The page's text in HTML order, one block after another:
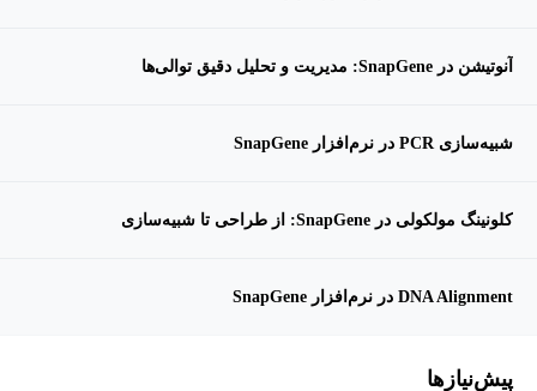
آنوتیشن در SnapGene: مدیریت و تحلیل دقیق توالی‌ها
شبیه‌سازی PCR در نرم‌افزار SnapGene
کلونینگ مولکولی در SnapGene: از طراحی تا شبیه‌سازی
DNA Alignment در نرم‌افزار SnapGene
پیش‌نیاز‌ها